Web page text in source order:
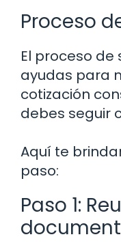
Proceso
El proceso
ayudas para
cotización
debes seguir
Aquí te
paso:
Paso 1: